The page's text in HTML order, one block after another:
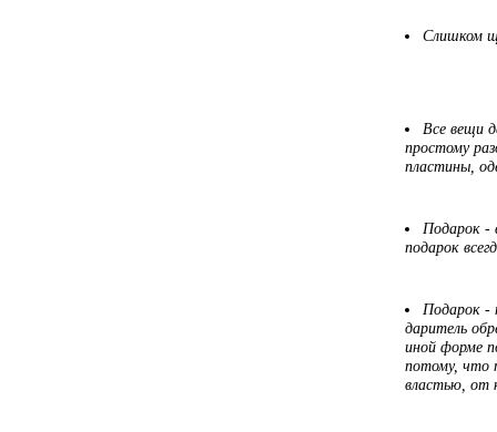
Слишком
Все вещи
простому
пластины,
Подарок -
подарок
Подарок -
даритель
иной форме
потому, что
властью, от